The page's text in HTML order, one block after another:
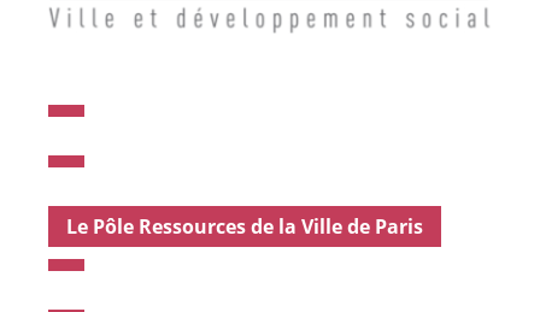
Le Pôle Ressources de la Ville de Paris